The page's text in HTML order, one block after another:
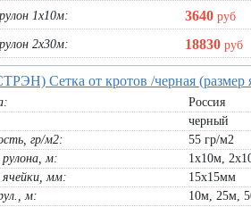
В корзину
1х10м:
3640 руб
2х30м: 18830 руб
Сетка от кротов /черная (размер
Россия
черный
гр/м2:
55 гр/м2
рулона, м:
1х10м,
ячейки, мм:
15х15мм
м:
10м, 25м,